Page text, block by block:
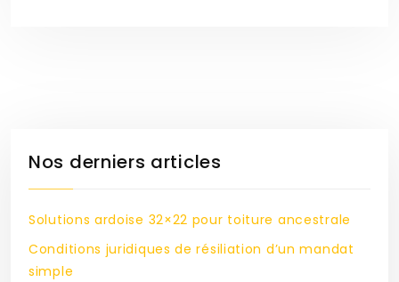
Nos derniers articles
Solutions ardoise 32×22 pour toiture ancestrale
Conditions juridiques de résiliation d’un mandat
simple